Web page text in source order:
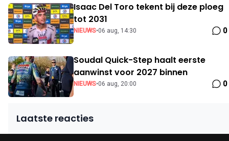
Isaac Del Toro tekent bij deze ploeg
tot 2031
NIEUWS•06 aug, 14:30 0
Soudal Quick-Step haalt eerste
aanwinst voor 2027 binnen
NIEUWS•06 aug, 20:00 0
Laatste reacties